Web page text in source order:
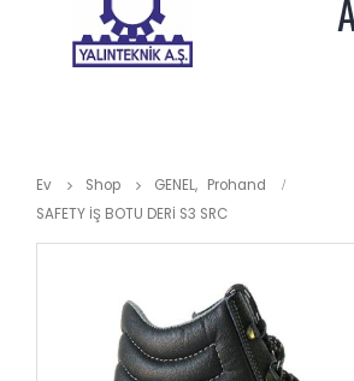
Ev Shop GENEL, Prohand
SAFETY İŞ BOTU DERİ S3 SRC